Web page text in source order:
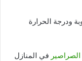
ودرجة الحرارة
في المنازل